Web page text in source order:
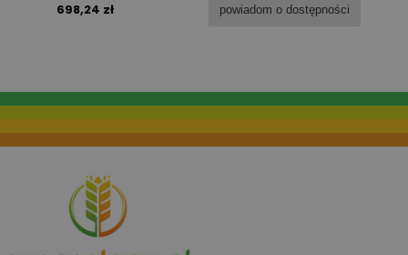
698,24 zł powiadom o dostępności